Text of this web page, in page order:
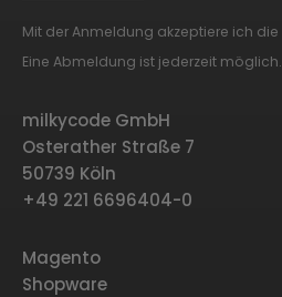
Mit der Anmeldung akzeptiere ich die
Eine Abmeldung ist jederzeit möglich.
milkycode GmbH
Osterather Straße 7
50739 Köln
+49 221 6696404-0
Magento
Shopware